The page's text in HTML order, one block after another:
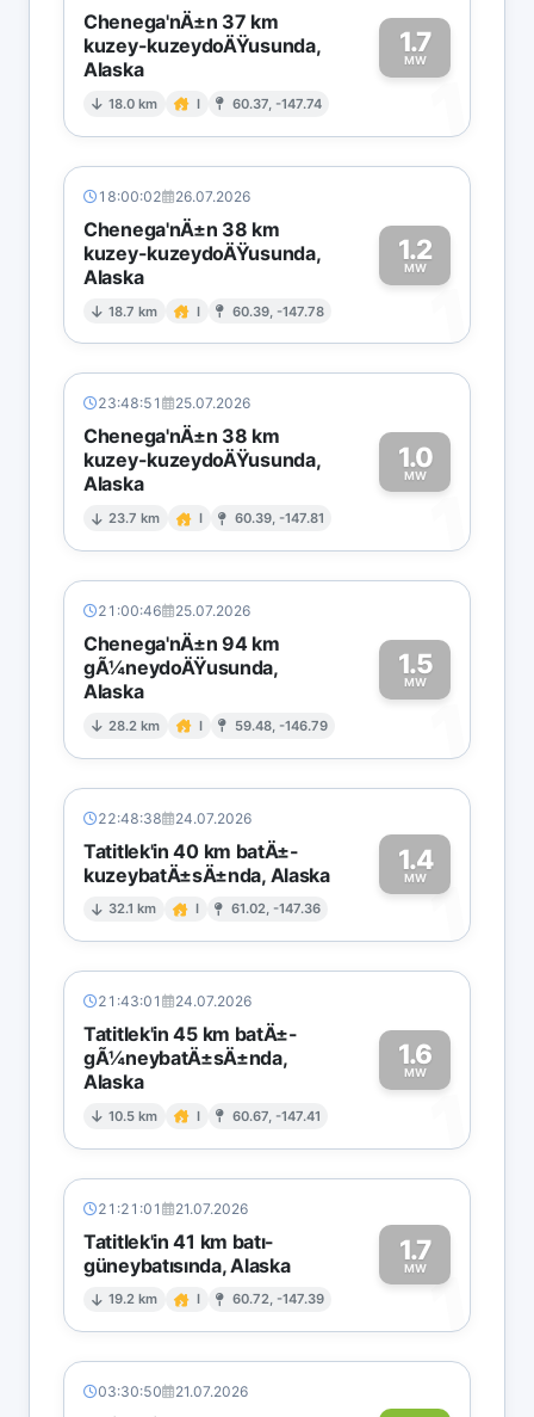
Chenega'nÄ±n 37 km
kuzey-kuzeydoÄŸusunda,
Alaska
18.0 km I 60.37, -147.74
1.7
MW
1
18:00:02 26.07.2026
Chenega'nÄ±n 38 km
kuzey-kuzeydoÄŸusunda,
Alaska
18.7 km I 60.39, -147.78
1.2
MW
1
23:48:51 25.07.2026
Chenega'nÄ±n 38 km
kuzey-kuzeydoÄŸusunda,
Alaska
23.7 km I 60.39, -147.81
1.0
MW
1
21:00:46 25.07.2026
Chenega'nÄ±n 94 km
gÃ¼neydoÄŸusunda,
Alaska
28.2 km I 59.48, -146.79
1.5
MW
1
22:48:38 24.07.2026
Tatitlek'in 40 km batÄ±-
kuzeybatÄ±sÄ±nda, Alaska
32.1 km I 61.02, -147.36
1.4
MW1
21:43:01 24.07.2026
Tatitlek'in 45 km batÄ±-
gÃ¼neybatÄ±sÄ±nda,
Alaska
10.5 km I 60.67, -147.41
1.6
MW
1
21:21:01 21.07.2026
Tatitlek'in 41 km batı-
güneybatısında, Alaska
19.2 km I 60.72, -147.39
1.7
MW1
03:30:50 21.07.2026